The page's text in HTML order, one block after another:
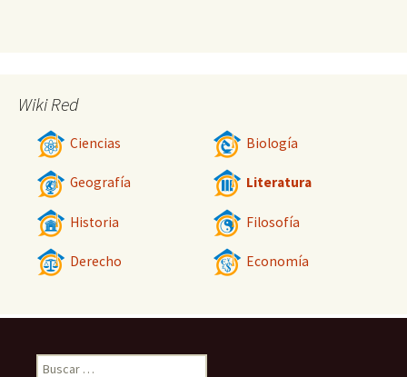
Wiki Red
Ciencias Biología
Geografía Literatura
Historia Filosofía
Derecho Economía
Buscar: